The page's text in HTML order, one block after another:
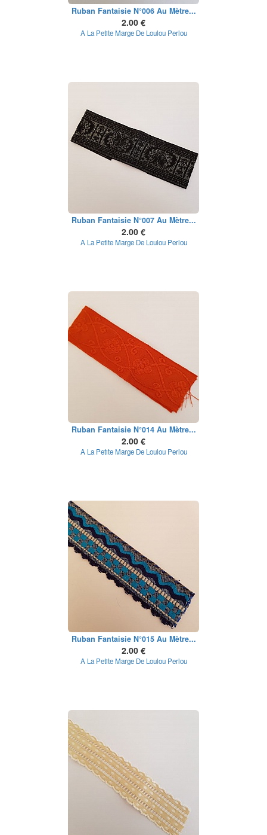
Ruban Fantaisie N°006 Au Mètre...
2.00 €
A La Petite Marge De Loulou Perlou
Ruban Fantaisie N°007 Au Mètre...
2.00 €
A La Petite Marge De Loulou Perlou
Ruban Fantaisie N°014 Au Mètre...
2.00 €
A La Petite Marge De Loulou Perlou
Ruban Fantaisie N°015 Au Mètre...
2.00 €
A La Petite Marge De Loulou Perlou